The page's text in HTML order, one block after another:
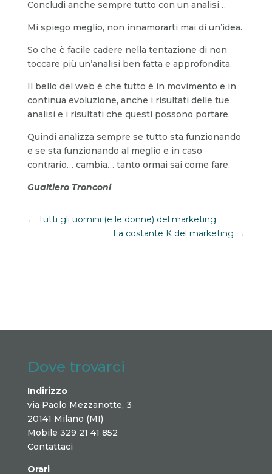
Concludi anche sempre tutto con un analisi…
Mi spiego meglio, non innamorarti mai di un’idea.
So che è facile cadere nella tentazione di non
toccare più un’analisi ben fatta e approfondita.
Il bello del web è che tutto è in movimento e in
continua evoluzione, anche i risultati delle tue
analisi e i risultati che questi possono portare.
Quindi analizza sempre se tutto sta funzionando
e se sta funzionando al meglio e in caso
contrario… cambia… tanto ormai sai come fare.
Gualtiero Tronconi
← Tutti gli uomini (e le donne) del marketing
La costante K del marketing →
Dove trovarci
Indirizzo
via Paolo Mezzanotte, 3
20141 Milano (MI)
Mobile 329 21 41 852
Contattaci
Orari